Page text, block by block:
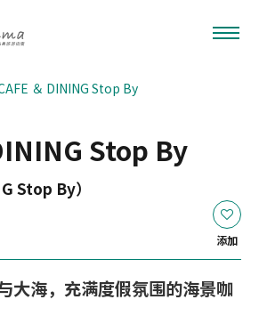
＆ DINING Stop By
Stop By
Stop By）
添加
大海，充满度假氛围的海景咖